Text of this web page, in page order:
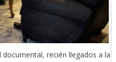
recién llegados a la